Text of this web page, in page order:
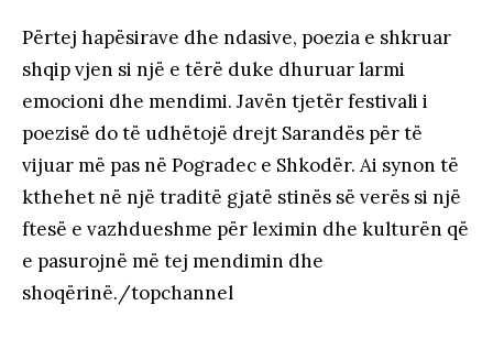
Përtej hapësirave dhe ndasive, poezia e shkruar
shqip vjen si një e tërë duke dhuruar larmi
emocioni dhe mendimi. Javën tjetër festivali i
poezisë do të udhëtojë drejt Sarandës për të
vijuar më pas në Pogradec e Shkodër. Ai synon të
kthehet në një traditë gjatë stinës së verës si një
ftesë e vazhdueshme për leximin dhe kulturën që
e pasurojnë më tej mendimin dhe
shoqërinë./topchannel